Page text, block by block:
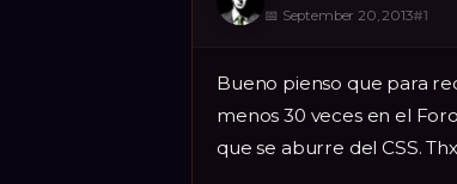
📅 September 20, 2013#1
Bueno pienso que para
menos 30 veces en el
que se aburre del CSS.